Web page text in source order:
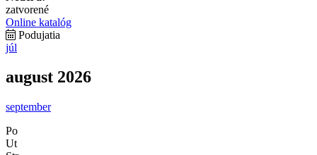
zatvorené
Online katalóg
Podujatia
júl
august 2026
september
Po
Ut